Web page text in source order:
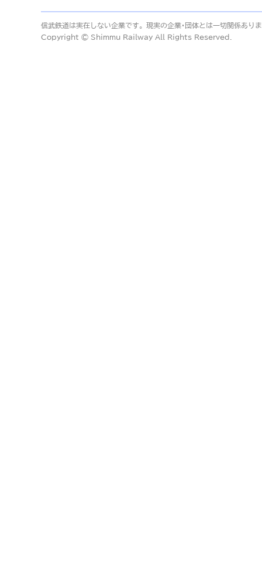
信武鉄道は実在しない企業です。現実の企業･団体とは一切関係あり
Copyright © Shimmu Railway All Rights Reserved.